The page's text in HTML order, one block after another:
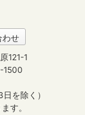
わせ
121-1
1500
を除く）
す。